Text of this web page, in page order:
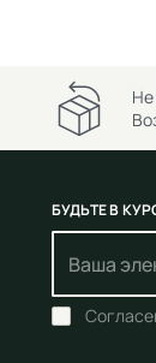
Не
БУДЬТЕ В